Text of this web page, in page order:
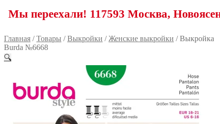
117593 Москва, Новоясеневский
Главная /Товары /Выкройки /Женские выкройки /Выкройка
Burda №6668
🔍